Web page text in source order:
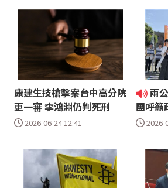
康建生技槍擊案台中高分院
更一審 李鴻淵仍判死刑
2026-06-24 12:41
兩
團呼籲
2026-